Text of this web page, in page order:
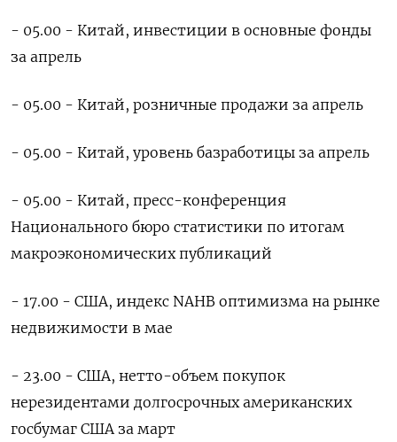
- 05.00 - Китай, инвестиции в основные фонды
за апрель
- 05.00 - Китай, розничные продажи за апрель
- 05.00 - Китай, уровень базработицы за апрель
- 05.00 - Китай, пресс-конференция
Национального бюро статистики по итогам
макроэкономических публикаций
- 17.00 - США, индекс NAHB оптимизма на рынке
недвижимости в мае
- 23.00 - США, нетто-объем покупок
нерезидентами долгосрочных американских
госбумаг США за март